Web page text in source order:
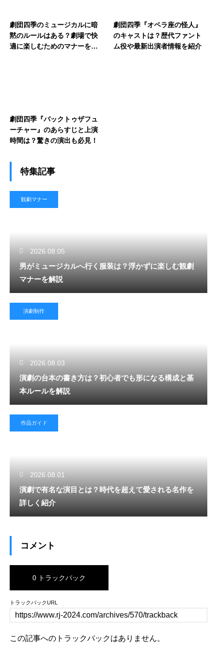
劇団四季のミュージカルに暗
黙のルールはある？劇場で快
適に楽しむためのマナーを紹
劇団四季『オペラ座の怪人』
のキャストは？歴代ファント
ム役や最新出演者情報を紹介
劇団四季『バックトゥザフュ
ーチャー』のあらすじと上演
時間は？驚きの演出も必見！
特集記事
観劇マナー
2026.08.05
男がミュージカルへ行く服装は？浮かずに楽しむ観劇
マナーを解説
演劇制作
2026.08.03
演劇の台本の書き方は？初心者でも形になる構成と基
本ルールを解説
作品ガイド
2026.08.01
演劇で有名な演目とは？時代を超えて愛される名作を
詳しく紹介
コメント
0 トラックバック
トラックバックURL
この記事へのトラックバックはありません。